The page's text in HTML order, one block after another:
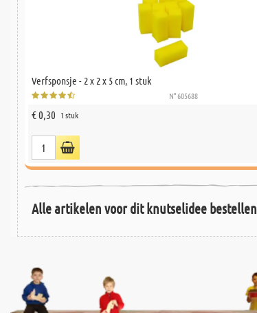
Verfsponsje - 2 x 2 x 5 cm, 1 stuk
N° 605688
€ 0,30 1 stuk
Alle artikelen voor dit knutselidee bestellen